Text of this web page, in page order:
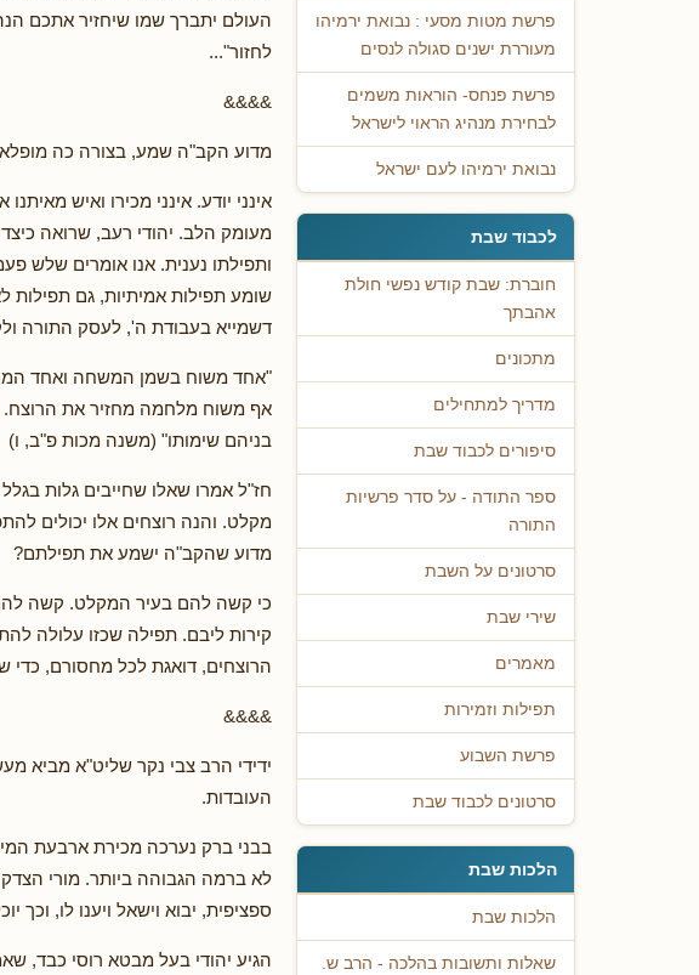
פרשת מטות מסעי : נבואת ירמיהו
מעוררת ישנים סגולה לנסים
פרשת פנחס- הוראות משמים
לבחירת מנהיג הראוי לישראל
נבואת ירמיהו לעם ישראל
לכבוד שבת
חוברת: שבת קודש נפשי חולת
אהבתך
מתכונים
מדריך למתחילים
סיפורים לכבוד שבת
ספר התודה - על סדר פרשיות
התורה
סרטונים על השבת
שירי שבת
מאמרים
תפילות וזמירות
פרשת השבוע
סרטונים לכבוד שבת
הלכות שבת
הלכות שבת
שאלות ותשובות בהלכה - הרב ש.
העולם יתברך שמו שיחזיר אתכם
לחזור"...
&&&&
מדוע הקב"ה שמע, בצורה כה
אינני יודע. אינני מכירו ואיש
מעומק הלב. יהודי רעב, שרואה
ותפילתו נענית. אנו אומרים שלש
שומע תפילות אמיתיות, גם תפילות
דשמייא בעבודת ה', לעסק התורה
"אחד משוח בשמן המשחה ואחד
אף משוח מלחמה מחזיר את הרוצח.
בניהם שימותו" (משנה מכות פ"ב, ו)
חז"ל אמרו שאלו שחייבים גלות
מקלט. והנה רוצחים אלו יכולים
מדוע שהקב"ה ישמע את תפילתם?
כי קשה להם בעיר המקלט. קשה
קירות ליבם. תפילה שכזו עלולה
הרוצחים, דואגת לכל מחסורם, כדי
&&&&
ידידי הרב צבי נקר שליט"א מביא
העובדות.
בבני ברק נערכה מכירת ארבעת
לא ברמה הגבוהה ביותר. מורי
ספציפית, יבוא וישאל ויענו לו, וכך
הגיע יהודי בעל מבטא רוסי כבד,